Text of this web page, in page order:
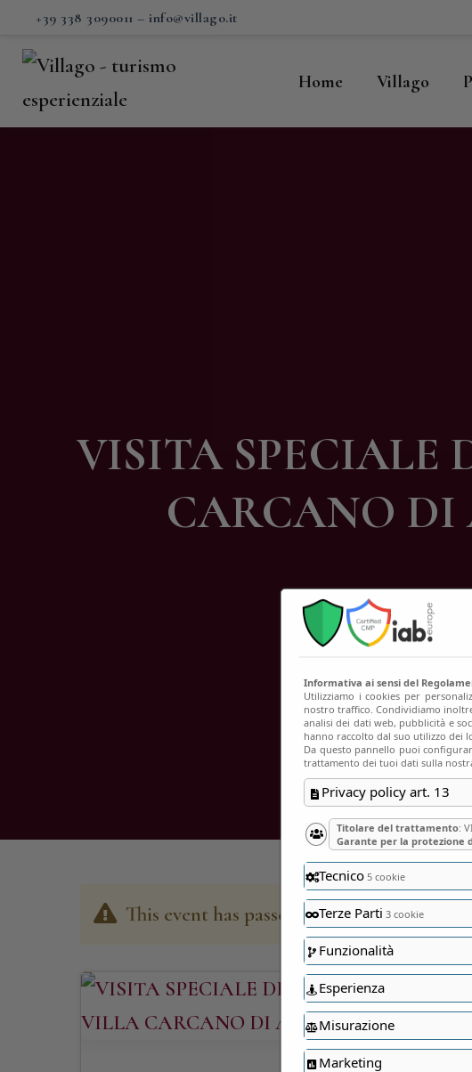
+39 338 3090011 – info@villago.it
Home Villago
VISITA SPECIALE
CARCANO DI
Villago
This event has passed
Informativa ai sensi del
Utilizziamo i cookies per
nostro traffico. Condividiamo
analisi dei dati web, pubblicità e
hanno raccolto dal suo utilizzo dei
Da questo pannello puoi
trattamento dei tuoi dati sulla
Privacy policy art. 13
Titolare del trattamento:
Garante per la protezione
Tecnico 5 cookie
Terze Parti 3 cookie
Funzionalità
Esperienza
Misurazione
Marketing